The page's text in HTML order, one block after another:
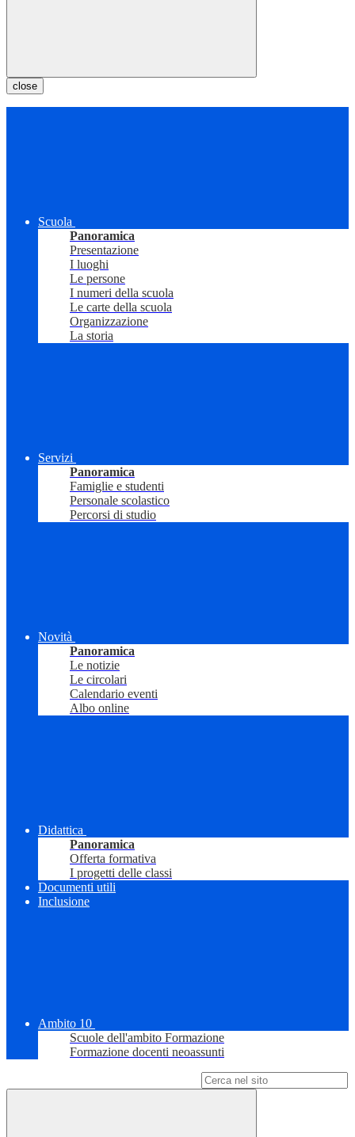
close
Scuola
Panoramica
Presentazione
I luoghi
Le persone
I numeri della scuola
Le carte della scuola
Organizzazione
La storia
Servizi
Panoramica
Famiglie e studenti
Personale scolastico
Percorsi di studio
Novità
Panoramica
Le notizie
Le circolari
Calendario eventi
Albo online
Didattica
Panoramica
Offerta formativa
I progetti delle classi
Documenti utili
Inclusione
Ambito 10
Scuole dell'ambito Formazione
Formazione docenti neoassunti